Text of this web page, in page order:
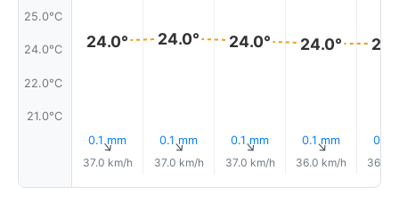
25.0°C
24.0°C
22.0°C
21.0°C
24.0°
0.1 mm
↑
37.0 km/h
24.0°
0.1 mm
↑
37.0 km/h
24.0°
0.1 mm
↑
37.0 km/h
24.0°
0.1 mm
↑
36.0 km/h
0.1
36.0